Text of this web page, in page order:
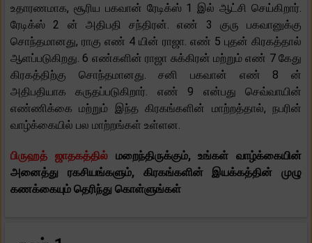
உதாரணமாக, சூரிய பகவான் ரேடிக்ஸ் 1 இல் ஆட்சி செய்கிறார்.
ரேடிக்ஸ் 2 ன் அதிபதி சந்திரன். எண் 3 குரு பகவானுக்கு
சொந்தமானது, ராகு எண் 4 யின் ராஜா. எண் 5 புதன் கிரகத்தால்
ஆளப்படுகிறது. 6 எண்களின் ராஜா சுக்கிரன் மற்றும் எண் 7 கேது
கிரகத்திற்கு சொந்தமானது. சனி பகவான் எண் 8 ன்
அதிபதியாக கருதப்படுகிறார். எண் 9 என்பது செவ்வாயின்
எண்ணிக்கை மற்றும் இந்த கிரகங்களின் மாற்றத்தால், நபரின்
வாழ்க்கையில் பல மாற்றங்கள் உள்ளன.
பிருஹத் ஜாதகத்தில்மறைந்திருக்கும், உங்கள் வாழ்க்கையின்
அனைத்து ரகசியங்களும், கிரகங்களின் இயக்கத்தின் முழு
கணக்கையும் தெரிந்து கொள்ளுங்கள்